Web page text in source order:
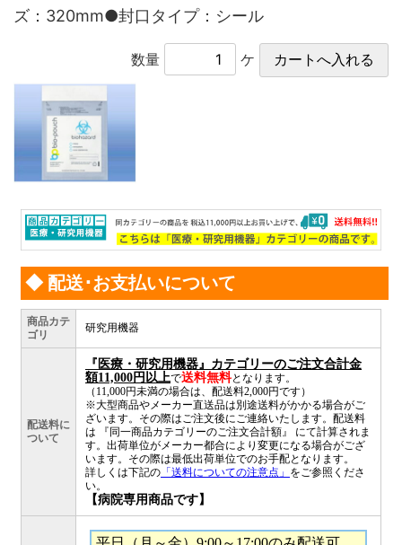
ズ：320mm●封口タイプ：シール
数量 ケ